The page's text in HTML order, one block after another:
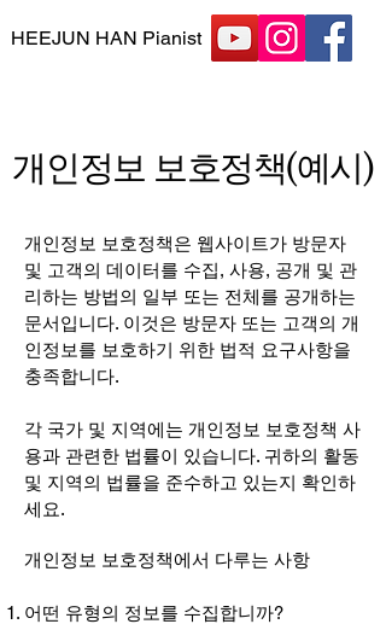
HEEJUN HAN Pianist
개인정보 보호정책(예시)
개인정보 보호정책은 웹사이트가 방문자
및 고객의 데이터를 수집, 사용, 공개 및 관
리하는 방법의 일부 또는 전체를 공개하는
문서입니다. 이것은 방문자 또는 고객의 개
인정보를 보호하기 위한 법적 요구사항을
충족합니다.
각 국가 및 지역에는 개인정보 보호정책 사
용과 관련한 법률이 있습니다. 귀하의 활동
및 지역의 법률을 준수하고 있는지 확인하
세요.
개인정보 보호정책에서 다루는 사항
어떤 유형의 정보를 수집합니까?